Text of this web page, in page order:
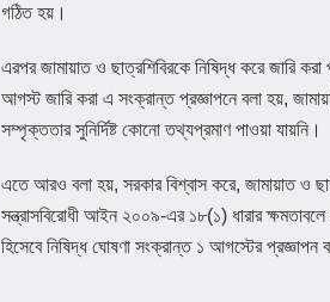
গঠিত হয়।
এরপর জামায়াত ও ছাত্রশিবিরকে নিষিদ্ধ করে জারি
আগস্ট জারি করা এ সংক্রান্ত প্রজ্ঞাপনে বলা হয়,
সম্পৃক্ততার সুনির্দিষ্ট কোনো তথ্যপ্রমাণ পাওয়া যায়নি।
এতে আরও বলা হয়, সরকার বিশ্বাস করে, জামায়াত ও
সন্ত্রাসবিরোধী আইন ২০০৯-এর ১৮(১) ধারার
হিসেবে নিষিদ্ধ ঘোষণা সংক্রান্ত ১ আগস্টের প্রজ্ঞাপন